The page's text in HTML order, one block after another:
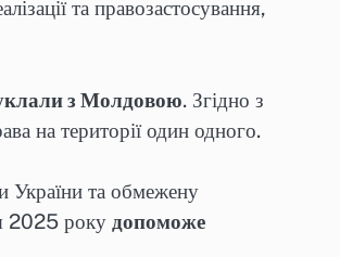
та правозастосування,
з Молдовою. Згідно з
на території один одного.
України та обмежену
2025 року допоможе